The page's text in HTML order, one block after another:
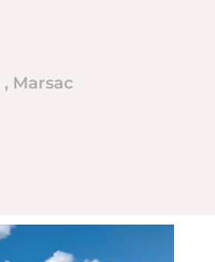
, Marsac